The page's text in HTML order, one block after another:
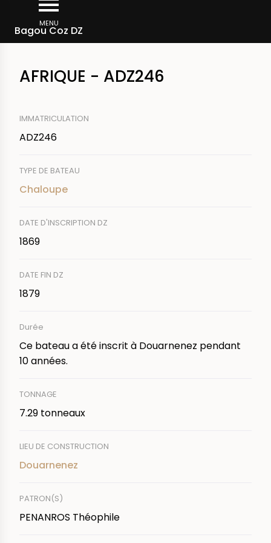
contenu
MENU
Bagou Coz DZ
d'Ariane
Rechercher un bateau
AFRIQUE - ADZ246
IMMATRICULATION
ADZ246
TYPE DE BATEAU
Chaloupe
DATE D'INSCRIPTION DZ
1869
DATE FIN DZ
1879
Durée
Ce bateau a été inscrit à Douarnenez pendant
10 années.
TONNAGE
7.29 tonneaux
LIEU DE CONSTRUCTION
Douarnenez
PATRON(S)
PENANROS Théophile